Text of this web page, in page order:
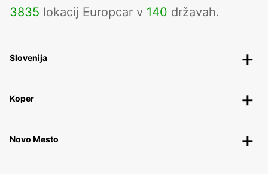
3835 lokacij Europcar v 140 državah.
Slovenija
Koper
Novo Mesto